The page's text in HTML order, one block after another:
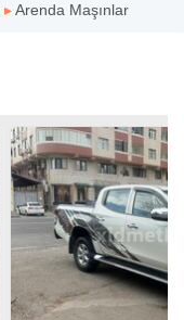
▸Arenda Maşınlar